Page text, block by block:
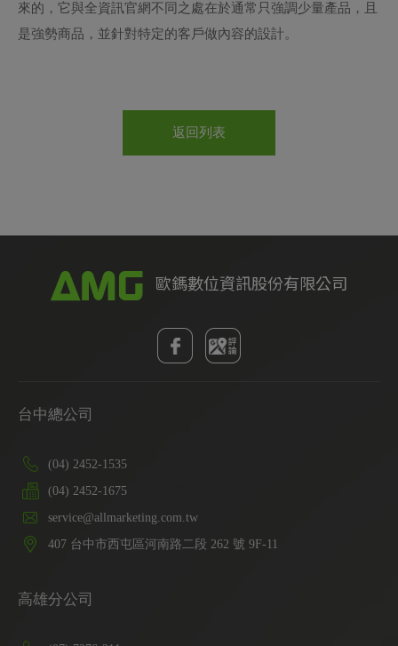
來的，它與全資訊官網不同之處在於通常只強調少量產品，且
是強勢商品，並針對特定的客戶做內容的設計。
返回列表
台中總公司
(04) 2452-1535
(04) 2452-1675
service@allmarketing.com.tw
407 台中市西屯區河南路二段 262 號 9F-11
高雄分公司